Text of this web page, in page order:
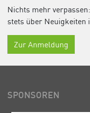
Nichts mehr
stets über Neuigkeiten
Zur Anmeldung
SPONSOREN